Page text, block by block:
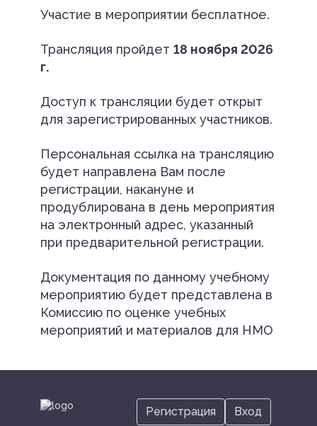
Участие в мероприятии бесплатное.
Трансляция пройдет 18 ноября 2026
г.
Доступ к трансляции будет открыт
для зарегистрированных участников.
Персональная ссылка на трансляцию
будет направлена Вам после
регистрации, накануне и
продублирована в день мероприятия
на электронный адрес, указанный
при предварительной регистрации.
Документация по данному учебному
мероприятию будет представлена в
Комиссию по оценке учебных
мероприятий и материалов для НМО
Регистрация Вход